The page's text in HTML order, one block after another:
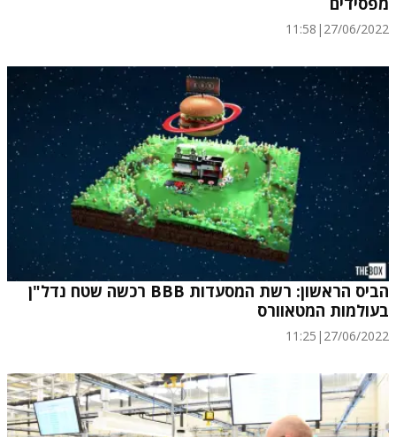
27/06/2022
|
11:58
הביס הראשון: רשת המסעדות BBB רכשה שטח נדל"ן
בעולמות המטאוורס
27/06/2022
|
11:25